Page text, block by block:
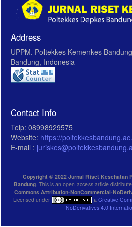
Address
UPPM. Poltekkes Kemenkes
Bandung, Indonesia
Contact Info
Telp: 08998929575
Website: https://
E-mail :
Copyright © 2022 Jurnal Riset Kesehatan
Bandung. This is an open-access article
Commons Attribution-NonCommercial-
Licensed under
a Creative
NoDerivatives 4.0